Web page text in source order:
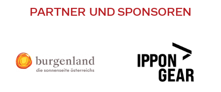
PARTNER UND SPONSOREN